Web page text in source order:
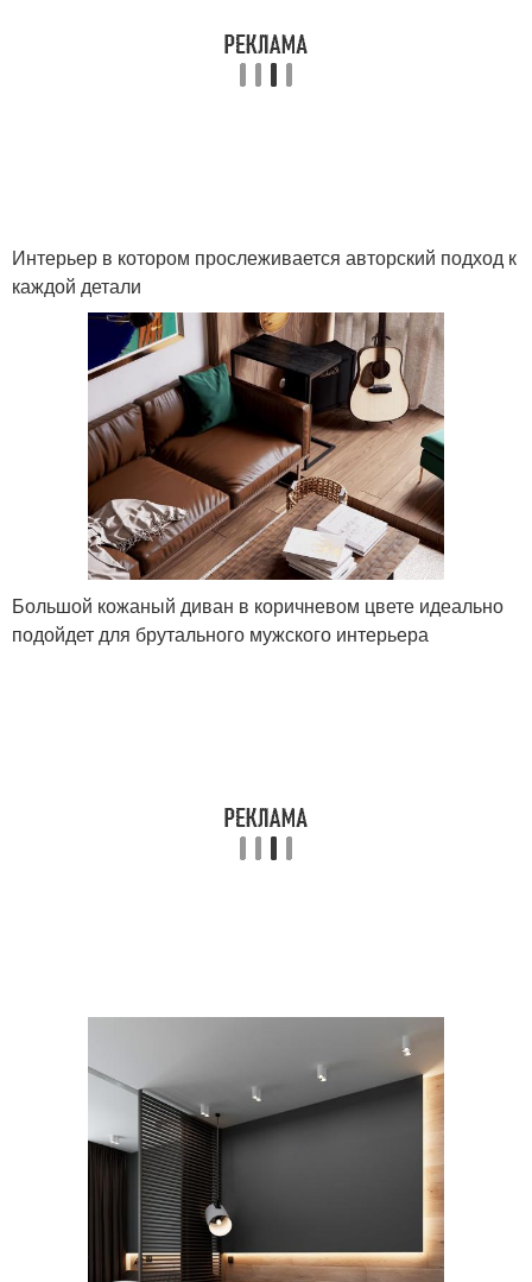
Интерьер в котором прослеживается авторский подход к
каждой детали
Большой кожаный диван в коричневом цвете идеально
подойдет для брутального мужского интерьера